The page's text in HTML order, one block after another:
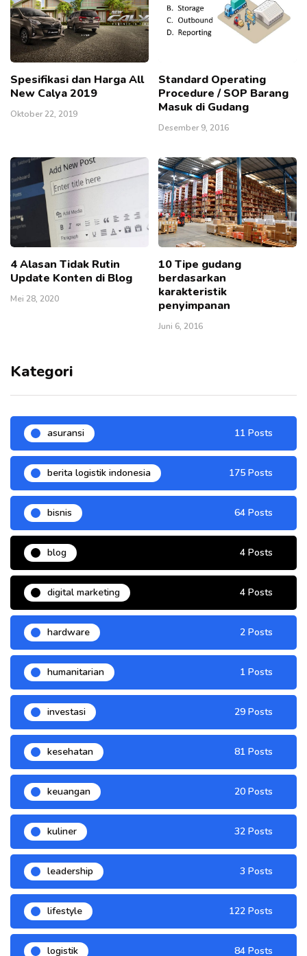
Spesifikasi dan Harga All
New Calya 2019
Oktober 22, 2019
Standard Operating
Procedure / SOP Barang
Masuk di Gudang
Desember 9, 2016
4 Alasan Tidak Rutin
Update Konten di Blog
Mei 28, 2020
10 Tipe gudang
berdasarkan
karakteristik
penyimpanan
Juni 6, 2016
Kategori
asuransi 11 Posts
berita logistik indonesia 175 Posts
bisnis 64 Posts
blog 4 Posts
digital marketing 4 Posts
hardware 2 Posts
humanitarian 1 Posts
investasi 29 Posts
kesehatan 81 Posts
keuangan 20 Posts
kuliner 32 Posts
leadership 3 Posts
lifestyle 122 Posts
logistik 84 Posts